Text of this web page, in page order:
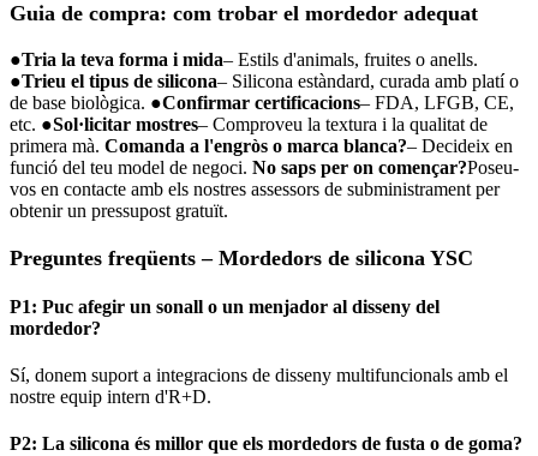
Guia de compra: com trobar el mordedor adequat
●Tria la teva forma i mida– Estils d'animals, fruites o anells.
●Trieu el tipus de silicona– Silicona estàndard, curada amb platí o
de base biològica. ●Confirmar certificacions– FDA, LFGB, CE,
etc. ●Sol·licitar mostres– Comproveu la textura i la qualitat de
primera mà. Comanda a l'engròs o marca blanca?– Decideix en
funció del teu model de negoci. No saps per on començar?Poseu-
vos en contacte amb els nostres assessors de subministrament per
obtenir un pressupost gratuït.
Preguntes freqüents – Mordedors de silicona YSC
P1: Puc afegir un sonall o un menjador al disseny del
mordedor?
Sí, donem suport a integracions de disseny multifuncionals amb el
nostre equip intern d'R+D.
P2: La silicona és millor que els mordedors de fusta o de goma?